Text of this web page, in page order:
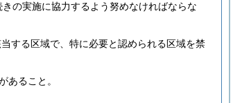
の実施に協力するよう努めなければならな
する区域で、特に必要と認められる区域を禁
あること。